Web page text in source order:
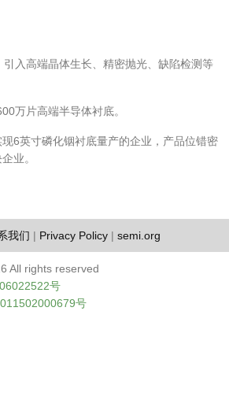
入高端晶体生长、精密抛光、缺陷检测等
万片高端半导体衬底。
6英寸磷化铟衬底量产的企业，产品位错密
业。
我们 | Privacy Policy| semi.org
All rights reserved
号
号